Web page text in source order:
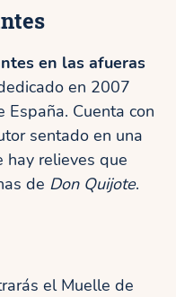
en las afueras
en 2007
Cuenta con
sentado en una
hay relieves que
de Don Quijote.
el Muelle de